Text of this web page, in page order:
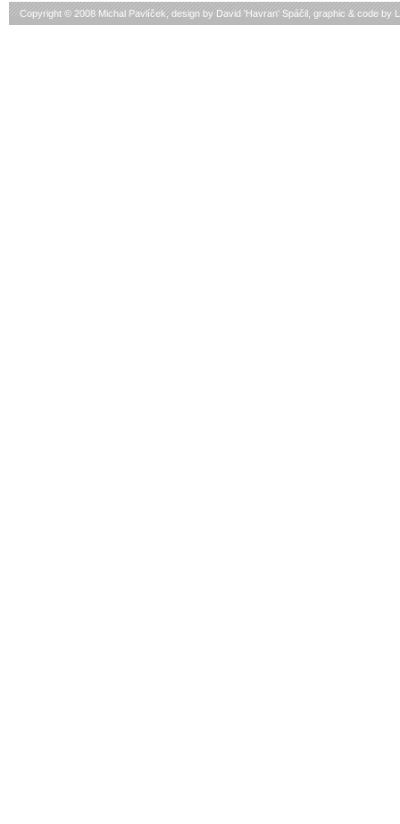
Copyright © 2008 Michal Pavlíček, design by David 'Havran' Spáčil , graphic & code by